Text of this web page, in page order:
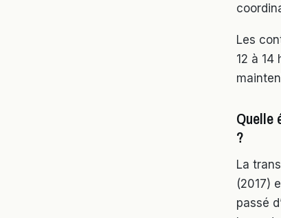
Les
12 à
Quelle
?
La
(2017)
passé